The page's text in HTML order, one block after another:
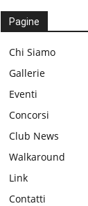
Pagine
Chi Siamo
Gallerie
Eventi
Concorsi
Club News
Walkaround
Link
Contatti